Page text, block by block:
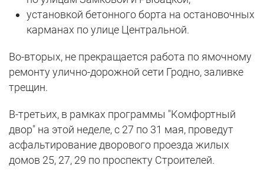
установкой бетонного борта на остановочных
карманах по улице Центральной.
Во-вторых, не прекращается работа по ямочному
ремонту улично-дорожной сети Гродно, заливке
трещин.
В-третьих, в рамках программы "Комфортный
двор" на этой неделе, с 27 по 31 мая, проведут
асфальтирование дворового проезда жилых
домов 25, 27, 29 по проспекту Строителей.